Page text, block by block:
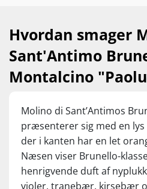
den lidt tid, så vil den
til prissætningen – og
‘køb’, for du vil blive
kasse af disse vine i
Hvordan smager
Sant'Antimo
Montalcino
Molino di Sant’Antimos
præsenterer sig med en
der i kanten har en let
Næsen viser Brunello-
henrigvende duft af
violer, tranebær, kirsebær